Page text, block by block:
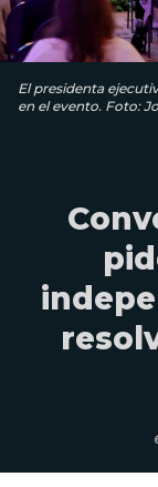
El presidenta
en el evento. Foto: